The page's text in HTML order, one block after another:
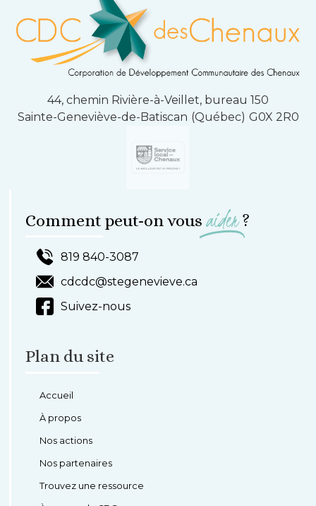
44, chemin Rivière-à-Veillet, bureau 150
Sainte-Geneviève-de-Batiscan (Québec) G0X 2R0
Comment peut-on vousaider?
819 840-3087
cdcdc@stegenevieve.ca
Suivez-nous
Plan du site
Accueil
À propos
Nos actions
Nos partenaires
Trouvez une ressource